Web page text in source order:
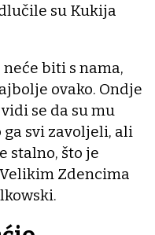
su Kukija
neće biti s nama,
ovako. Ondje
se da su mu
ga svi zavoljeli, ali
stalno, što je
Zdencima